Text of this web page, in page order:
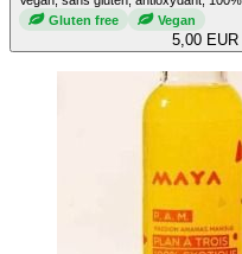
Gluten free
Vegan
5,00 EUR